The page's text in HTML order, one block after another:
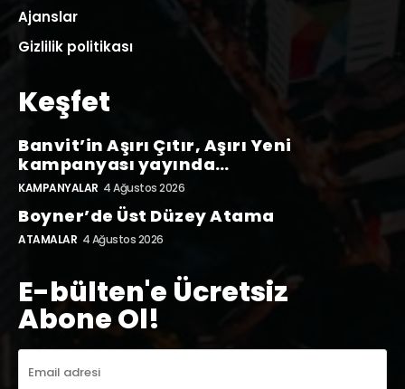
Ajanslar
Gizlilik politikası
Keşfet
Banvit’in Aşırı Çıtır, Aşırı Yeni
kampanyası yayında…
KAMPANYALAR 4 Ağustos 2026
Boyner’de Üst Düzey Atama
ATAMALAR 4 Ağustos 2026
E-bülten'e Ücretsiz
Abone Ol!